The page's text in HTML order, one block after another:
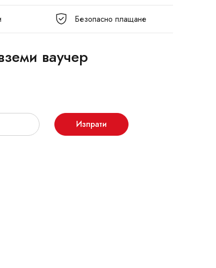
Безопасно плащане
ваучер
Изпрати